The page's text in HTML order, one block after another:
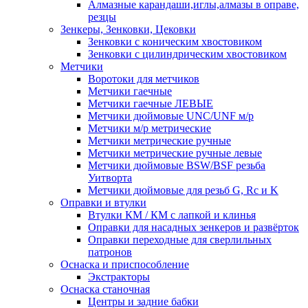
Алмазные карандаши,иглы,алмазы в оправе,
резцы
Зенкеры, Зенковки, Цековки
Зенковки с коническим хвостовиком
Зенковки с цилиндрическим хвостовиком
Метчики
Воротоки для метчиков
Метчики гаечные
Метчики гаечные ЛЕВЫЕ
Метчики дюймовые UNC/UNF м/р
Метчики м/р метрические
Метчики метрические ручные
Метчики метрические ручные левые
Метчики дюймовые BSW/BSF резьба
Уитворта
Метчики дюймовые для резьб G, Rc и K
Оправки и втулки
Втулки КМ / КМ с лапкой и клинья
Оправки для насадных зенкеров и развёрток
Оправки переходные для сверлильных
патронов
Оснаска и приспособление
Экстракторы
Оснаска станочная
Центры и задние бабки